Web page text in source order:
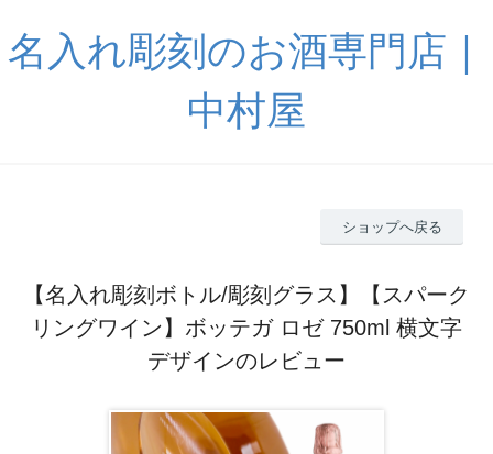
名入れ彫刻のお酒専門店｜
中村屋
ショップへ戻る
【名入れ彫刻ボトル/彫刻グラス】【スパーク
リングワイン】ボッテガ ロゼ 750ml 横文字
デザインのレビュー